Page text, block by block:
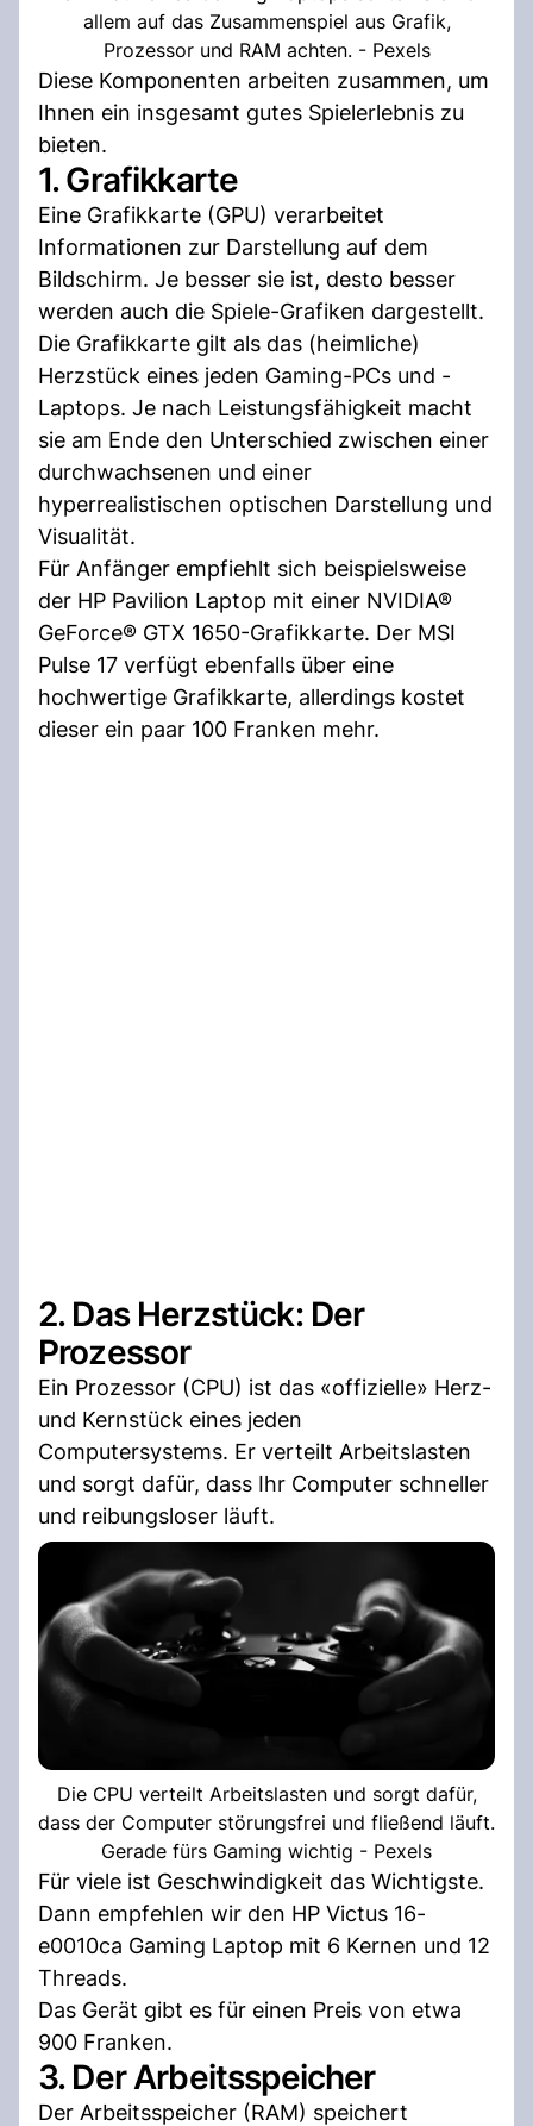
allem auf das Zusammenspiel aus Grafik,
Prozessor und RAM achten. - Pexels
Diese Komponenten arbeiten zusammen, um
Ihnen ein insgesamt gutes Spielerlebnis zu
bieten.
1. Grafikkarte
Eine Grafikkarte (GPU) verarbeitet
Informationen zur Darstellung auf dem
Bildschirm. Je besser sie ist, desto besser
werden auch die Spiele-Grafiken dargestellt.
Die Grafikkarte gilt als das (heimliche)
Herzstück eines jeden Gaming-PCs und -
Laptops. Je nach Leistungsfähigkeit macht
sie am Ende den Unterschied zwischen einer
durchwachsenen und einer
hyperrealistischen optischen Darstellung und
Visualität.
Für Anfänger empfiehlt sich beispielsweise
der HP Pavilion Laptop mit einer NVIDIA®
GeForce® GTX 1650-Grafikkarte. Der MSI
Pulse 17 verfügt ebenfalls über eine
hochwertige Grafikkarte, allerdings kostet
dieser ein paar 100 Franken mehr.
2. Das Herzstück: Der
Prozessor
Ein Prozessor (CPU) ist das «offizielle» Herz-
und Kernstück eines jeden
Computersystems. Er verteilt Arbeitslasten
und sorgt dafür, dass Ihr Computer schneller
und reibungsloser läuft.
Die CPU verteilt Arbeitslasten und sorgt dafür,
dass der Computer störungsfrei und fließend läuft.
Gerade fürs Gaming wichtig - Pexels
Für viele ist Geschwindigkeit das Wichtigste.
Dann empfehlen wir den HP Victus 16-
e0010ca Gaming Laptop mit 6 Kernen und 12
Threads.
Das Gerät gibt es für einen Preis von etwa
900 Franken.
3. Der Arbeitsspeicher
Der Arbeitsspeicher (RAM) speichert